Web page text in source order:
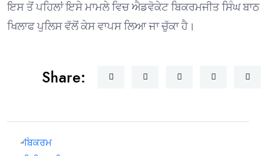
ਇਸ ਤੋਂ ਪਹਿਲਾਂ ਇਸੇ ਮਾਮਲੇ ਵਿਚ ਐਡਵੋਕੇਟ ਬਿਕਰਮਜੀਤ ਸਿੰਘ ਬਾਠ
ਖਿਲਾਫ ਪੁਲਿਸ ਵੱਲੋਂ ਕੇਸ ਵਾਪਸ ਲਿਆ ਜਾ ਚੁੱਕਾ ਹੈ।
Share: